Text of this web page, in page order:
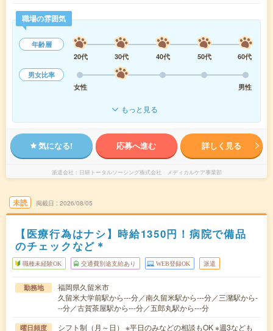
職場の雰囲気
年齢層
20代
30代 40代 50代
60代
男女比率
女性
男性
もっと見る
気になる! 応募へ進む 詳しく見る
派遣会社 日研トータルソーシング株式会社 メディカルケア事業部
未読 掲載日 2026/08/05
【医療行為はナシ】時給1350円！病院で備品
のチェックなど＊
職種未経験OK 交通費別途支給あり WEB登録OK 派遣
勤務地
福岡県久留米市
久留米大学前駅から---分／南久留米駅から---分／三潴駅から-
--分／古賀茶屋駅から---分／五郎丸駅から---分
曜日頻度 シフト制（月～日） ※平日のみなどの相談もOK ※週3なども